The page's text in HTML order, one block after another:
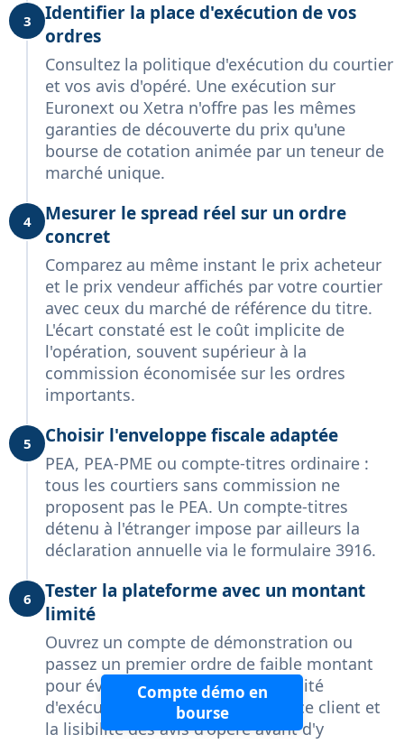
3
Identifier la place d'exécution de vos
ordres
Consultez la politique d'exécution du courtier
et vos avis d'opéré. Une exécution sur
Euronext ou Xetra n'offre pas les mêmes
garanties de découverte du prix qu'une
bourse de cotation animée par un teneur de
marché unique.
4
Mesurer le spread réel sur un ordre
concret
Comparez au même instant le prix acheteur
et le prix vendeur affichés par votre courtier
avec ceux du marché de référence du titre.
L'écart constaté est le coût implicite de
l'opération, souvent supérieur à la
commission économisée sur les ordres
importants.
5 Choisir l'enveloppe fiscale adaptée
PEA, PEA-PME ou compte-titres ordinaire :
tous les courtiers sans commission ne
proposent pas le PEA. Un compte-titres
détenu à l'étranger impose par ailleurs la
déclaration annuelle via le formulaire 3916.
6
Tester la plateforme avec un montant
limité
Ouvrez un compte de démonstration ou
passez un premier ordre de faible montant
pour évaluer l'ergonomie, la rapidité
d'exécution, la réactivité du service client et
la lisibilité des avis d'opéré avant d'y
Compte démo en
bourse